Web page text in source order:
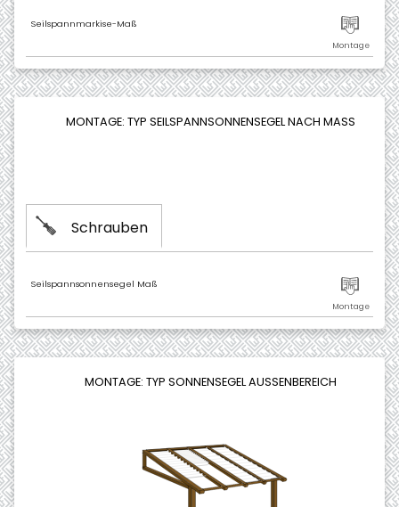
Seilspannmarkise-Maß
MONTAGE: TYP SEILSPANNSONNENSEGEL NACH MASS
Schrauben
Seilspannsonnensegel Maß
MONTAGE: TYP SONNENSEGEL AUSSENBEREICH